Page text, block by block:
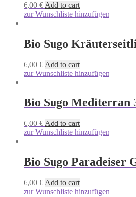
6,00 € Add to cart
zur Wunschliste hinzufügen
Bio Sugo
6,00 € Add to cart
zur Wunschliste hinzufügen
Bio Sugo Mediterran
6,00 € Add to cart
zur Wunschliste hinzufügen
Bio Sugo Paradeiser
6,00 € Add to cart
zur Wunschliste hinzufügen